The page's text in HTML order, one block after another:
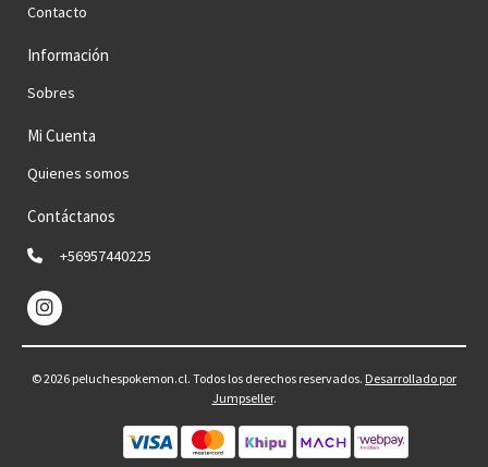
Contacto
Información
Sobres
Mi Cuenta
Quienes somos
Contáctanos
+56957440225
© 2026 peluchespokemon.cl. Todos los derechos reservados. Desarrollado por
Jumpseller.